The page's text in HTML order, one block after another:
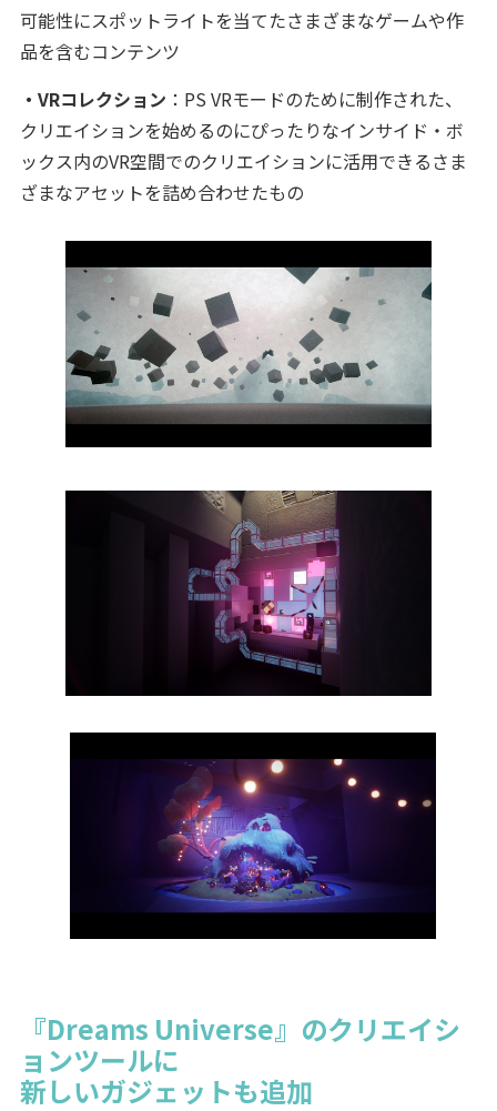
可能性にスポットライトを当てたさまざまなゲームや作
品を含むコンテンツ
・VRコレクション ：PS VRモードのために制作された、
クリエイションを始めるのにぴったりなインサイド・ボ
ックス内のVR空間でのクリエイションに活用できるさま
ざまなアセットを詰め合わせたもの
『Dreams Universe』のクリエイシ
ョンツールに
新しいガジェットも追加